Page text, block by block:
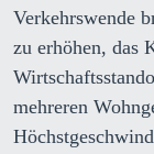
Verkehrswende
zu erhöhen, das
mehreren